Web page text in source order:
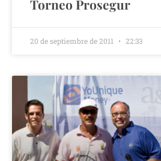
Torneo Prosegur
20 de septiembre de 2011 22:33